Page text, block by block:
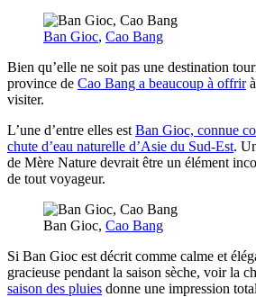
Ban Gioc, Cao Bang
Bien qu’elle ne soit pas une destination
province de Cao Bang a beaucoup à offrirà
visiter.
L’une d’entre elles est Ban Gioc, connue
chute d’eau naturelle d’Asie du Sud-Est.
de Mère Nature devrait être un élément
de tout voyageur.
Ban Gioc, Cao Bang
Si Ban Gioc est décrit comme calme et
gracieuse pendant la saison sèche, voir la
saison des pluies donne une impression